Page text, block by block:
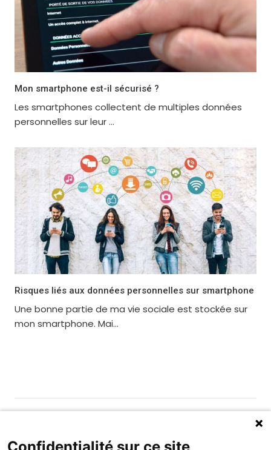
Mon smartphone est-il sécurisé ?
Les smartphones collectent de multiples données
personnelles sur leur ...
Risques liés aux données personnelles sur smartphone
Une bonne partie de ma vie sociale est stockée sur
mon smartphone. Mai...
Fondation MAIF